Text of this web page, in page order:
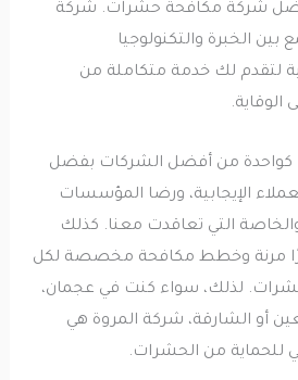
شركة مكافحة حشرات. شركة
الخبرة والتكنولوجيا
لك خدمة متكاملة من
من أفضل الشركات بفضل
الإيجابية، ورضا المؤسسات
التي تعاقدت معنا. كذلك
وخطط مكافحة مخصصة لكل
لذلك، سواء كنت في عجمان،
الشارقة، شركة المروة هي
من الحشرات.